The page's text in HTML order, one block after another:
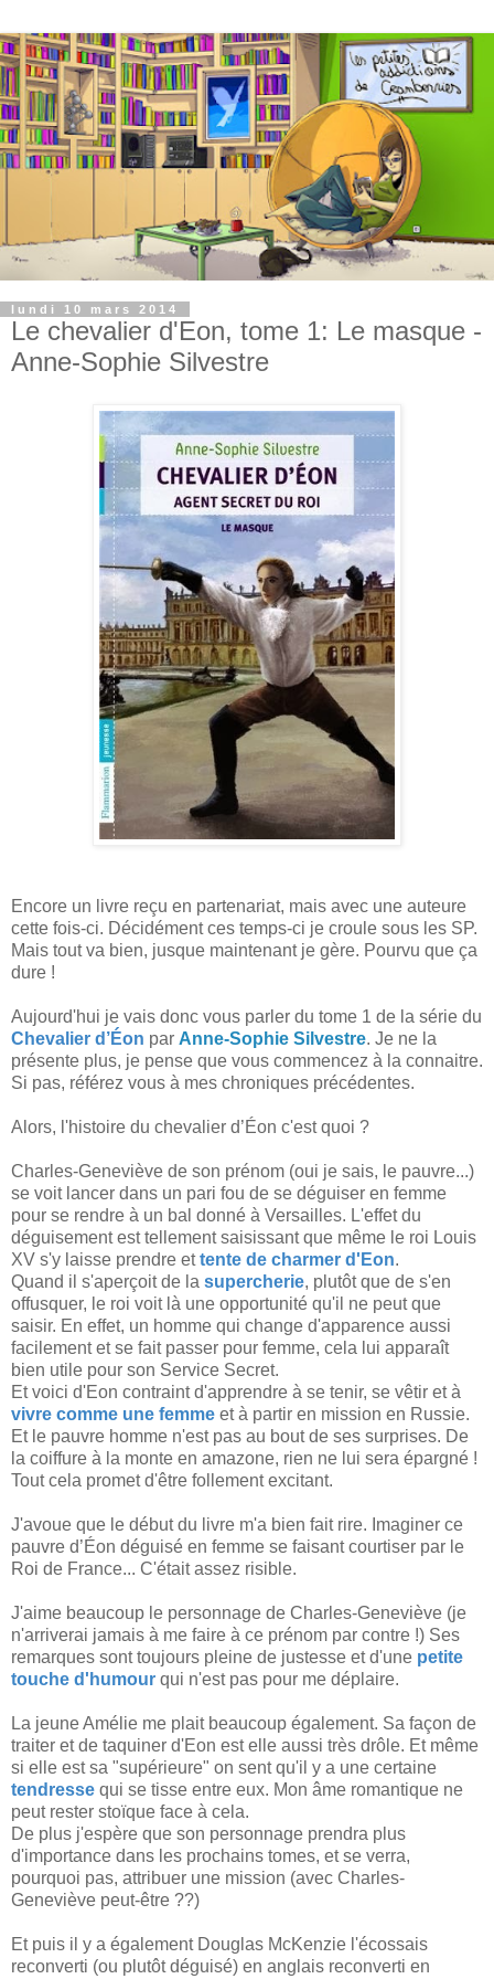
lundi 10 mars 2014
Le chevalier d'Eon, tome 1: Le masque -
Anne-Sophie Silvestre
Encore un livre reçu en partenariat, mais avec une auteure
cette fois-ci. Décidément ces temps-ci je croule sous les SP.
Mais tout va bien, jusque maintenant je gère. Pourvu que ça
dure !
Aujourd'hui je vais donc vous parler du tome 1 de la série du
Chevalier d’Éon par Anne-Sophie Silvestre. Je ne la
présente plus, je pense que vous commencez à la connaitre.
Si pas, référez vous à mes chroniques précédentes.
Alors, l'histoire du chevalier d’Éon c'est quoi ?
Charles-Geneviève de son prénom (oui je sais, le pauvre...)
se voit lancer dans un pari fou de se déguiser en femme
pour se rendre à un bal donné à Versailles. L'effet du
déguisement est tellement saisissant que même le roi Louis
XV s'y laisse prendre ettente de charmer d'Eon.
Quand il s'aperçoit de la supercherie, plutôt que de s'en
offusquer, le roi voit là une opportunité qu'il ne peut que
saisir. En effet, un homme qui change d'apparence aussi
facilement et se fait passer pour femme, cela lui apparaît
bien utile pour son Service Secret.
Et voici d'Eon contraint d'apprendre à se tenir, se vêtir et à
vivre comme une femme et à partir en mission en Russie.
Et le pauvre homme n'est pas au bout de ses surprises. De
la coiffure à la monte en amazone, rien ne lui sera épargné !
Tout cela promet d'être follement excitant.
J'avoue que le début du livre m'a bien fait rire. Imaginer ce
pauvre d’Éon déguisé en femme se faisant courtiser par le
Roi de France... C'était assez risible.
J'aime beaucoup le personnage de Charles-Geneviève (je
n'arriverai jamais à me faire à ce prénom par contre !) Ses
remarques sont toujours pleine de justesse et d'une petite
touche d'humour qui n'est pas pour me déplaire.
La jeune Amélie me plait beaucoup également. Sa façon de
traiter et de taquiner d'Eon est elle aussi très drôle. Et même
si elle est sa "supérieure" on sent qu'il y a une certaine
tendresse qui se tisse entre eux. Mon âme romantique ne
peut rester stoïque face à cela.
De plus j'espère que son personnage prendra plus
d'importance dans les prochains tomes, et se verra,
pourquoi pas, attribuer une mission (avec Charles-
Geneviève peut-être ??)
Et puis il y a également Douglas McKenzie l'écossais
reconverti (ou plutôt déguisé) en anglais reconverti en